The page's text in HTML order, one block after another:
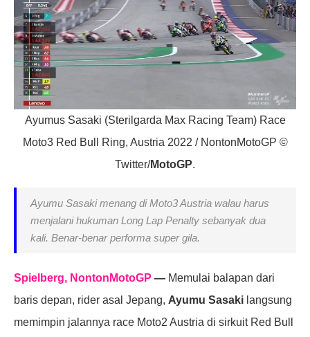
Ayumus Sasaki (Sterilgarda Max Racing Team) Race
Moto3 Red Bull Ring, Austria 2022 / NontonMotoGP ©
Twitter/MotoGP.
Ayumu Sasaki menang di Moto3 Austria walau harus
menjalani hukuman Long Lap Penalty sebanyak dua
kali. Benar-benar performa super gila.
Spielberg, NontonMotoGP — Memulai balapan dari
baris depan, rider asal Jepang, Ayumu Sasaki langsung
memimpin jalannya race Moto2 Austria di sirkuit Red Bull